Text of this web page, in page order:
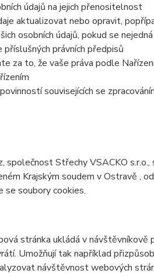
údajů na jejich přenositelnost
aktualizovat nebo opravit,
osobních údajů, pokud se
právních předpisů
za to, že vaše práva podle
souvisejících se
Střechy VSACKO
Krajským soudem v Ostravě ,
se soubory cookies.
stránka ukládá v
Umožňují tak například
návštěvnost webových